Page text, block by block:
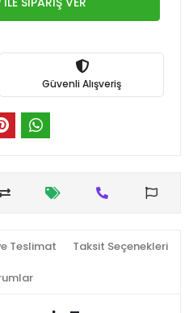
Güvenli Alışveriş
Teslimat Taksit Seçenekleri